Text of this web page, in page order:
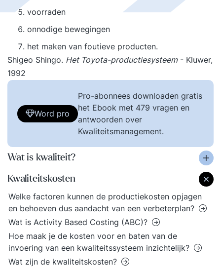
voorraden
onnodige bewegingen
het maken van foutieve producten.
Shigeo Shingo. Het Toyota-productiesysteem- Kluwer,
1992
Word pro
Pro-abonnees downloaden gratis
het Ebook met 479 vragen en
antwoorden over
Kwaliteitsmanagement.
Wat is kwaliteit?
Kwaliteitskosten
Welke factoren kunnen de productiekosten opjagen
en behoeven dus aandacht van een verbeterplan?
Wat is Activity Based Costing (ABC)?
Hoe maak je de kosten voor en baten van de
invoering van een kwaliteitssysteem inzichtelijk?
Wat zijn de kwaliteitskosten?